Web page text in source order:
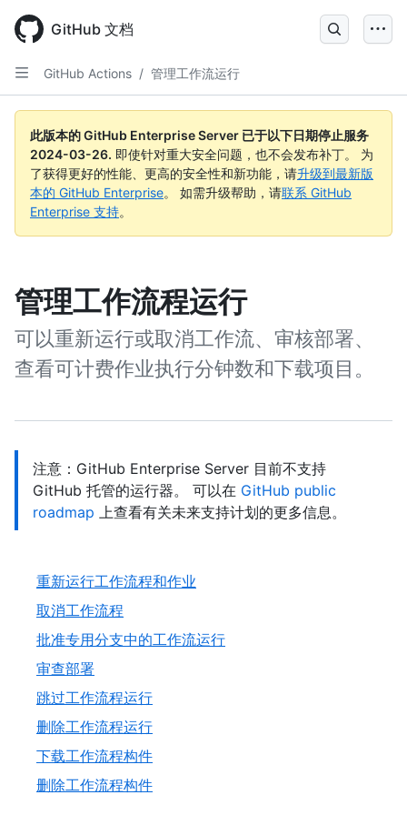
main
content
GitHub 文档
GitHub Actions / 管理工作流运行
此版本的 GitHub Enterprise Server 已于以下日期停止服务
2024-03-26. 即使针对重大安全问题，也不会发布补丁。 为
了获得更好的性能、更高的安全性和新功能，请升级到最新版
本的 GitHub Enterprise。 如需升级帮助，请联系 GitHub
Enterprise 支持。
管理工作流程运行
可以重新运行或取消工作流、审核部署、
查看可计费作业执行分钟数和下载项目。
注意：GitHub Enterprise Server 目前不支持
GitHub 托管的运行器。 可以在 GitHub public
roadmap 上查看有关未来支持计划的更多信息。
重新运行工作流程和作业
取消工作流程
批准专用分支中的工作流运行
审查部署
跳过工作流程运行
删除工作流程运行
下载工作流程构件
删除工作流程构件